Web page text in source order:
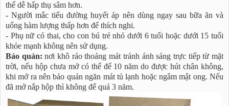
thể dễ hấp thụ sâm hơn.
- Người mắc tiểu đường huyết áp nên dùng ngay sau bữa ăn và
uống hàm lượng thấp hơn để thích nghi.
- Phụ nữ có thai, cho con bú trẻ nhỏ dưới 6 tuổi hoặc dưới 15 tuổi
khỏe mạnh không nên sử dụng.
Bảo quản: nơi khô ráo thoáng mát tránh ánh sáng trực tiếp từ mặt
trời, nếu hộp chưa mở có thể để 10 năm do được hút chân không,
khi mở ra nên bảo quản ngăn mát tủ lạnh hoặc ngâm mật ong. Nếu
đã mở nắp hộp thì không để quá 3 năm.